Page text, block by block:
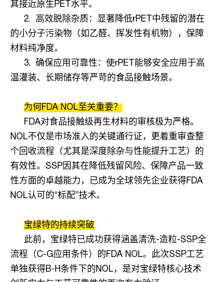
其接近原生PET 水平。
2. 高效脱除杂质：显著降低rPET 中残留的潜在
的小分子污染物（如乙醛、挥发性有机物），保障
材料纯净度。
3. 确保应用可靠性：使rPET 能够安全应用于高
温灌装、长期储存等严苛的食品接触场景。
为何FDA NOL至关重要？
FDA对食品接触级再生材料的审核极为严格。
NOL不仅是市场准入的关键通行证，更着重审查整
个回收流程（尤其是深度除杂与性能提升工艺）的
有效性。 SSP因其在降低残留风险、保障产品一致
性方面的卓越能力，已成为全球领先企业获得FDA
NOL认可的“标配”技术。
宝绿特的持续突破
此前，宝绿特已成功获得涵盖清洗-造粒-SSP全
流程（C-G应用条件）的FDA NOL。此次SSP工艺
单独获得B-H条件下的NOL，是对宝绿特核心技术